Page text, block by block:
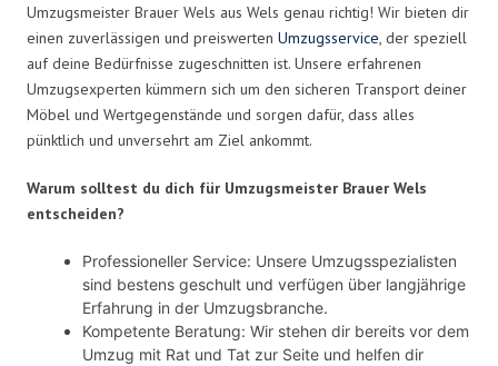
Umzugsmeister Brauer Wels aus Wels genau richtig! Wir bieten dir
einen zuverlässigen und preiswerten Umzugsservice, der speziell
auf deine Bedürfnisse zugeschnitten ist. Unsere erfahrenen
Umzugsexperten kümmern sich um den sicheren Transport deiner
Möbel und Wertgegenstände und sorgen dafür, dass alles
pünktlich und unversehrt am Ziel ankommt.
Warum solltest du dich für Umzugsmeister Brauer Wels
entscheiden?
Professioneller Service: Unsere Umzugsspezialisten
sind bestens geschult und verfügen über langjährige
Erfahrung in der Umzugsbranche.
Kompetente Beratung: Wir stehen dir bereits vor dem
Umzug mit Rat und Tat zur Seite und helfen dir